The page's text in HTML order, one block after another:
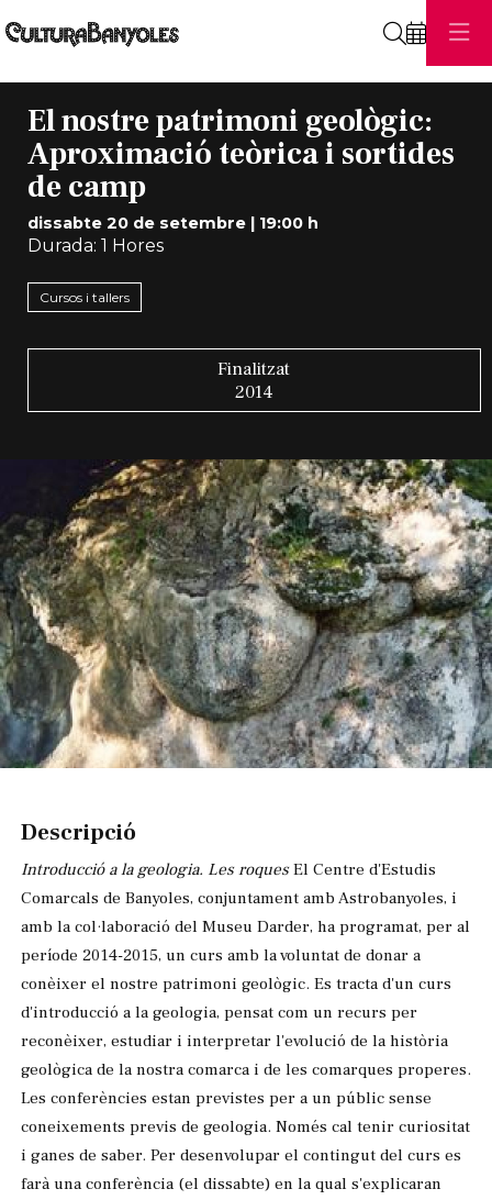
El nostre patrimoni geològic:
Aproximació teòrica i sortides
de camp
dissabte 20 de setembre| 19:00 h
Durada: 1 Hores
Cursos i tallers
Finalitzat
2014
Descripció
Introducció a la geologia. Les roquesEl Centre d'Estudis
Comarcals de Banyoles, conjuntament amb Astrobanyoles, i
amb la col·laboració del Museu Darder, ha programat, per al
període 2014-2015, un curs amb la voluntat de donar a
conèixer el nostre patrimoni geològic. Es tracta d'un curs
d'introducció a la geologia, pensat com un recurs per
reconèixer, estudiar i interpretar l'evolució de la història
geològica de la nostra comarca i de les comarques properes.
Les conferències estan previstes per a un públic sense
coneixements previs de geologia. Només cal tenir curiositat
i ganes de saber. Per desenvolupar el contingut del curs es
farà una conferència (el dissabte) en la qual s'explicaran